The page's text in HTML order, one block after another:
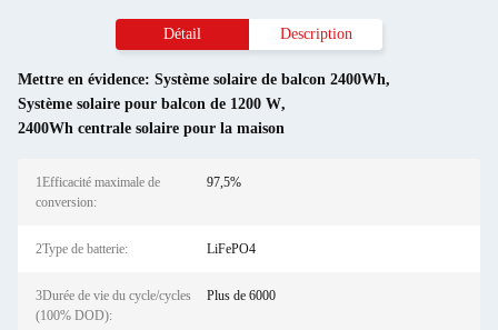
Détail Description
Mettre en évidence: Système solaire de balcon 2400Wh,
Système solaire pour balcon de 1200 W,
2400Wh centrale solaire pour la maison
1Efficacité maximale de
conversion:
97,5%
2Type de batterie: LiFePO4
3Durée de vie du cycle/cycles
(100% DOD):
Plus de 6000